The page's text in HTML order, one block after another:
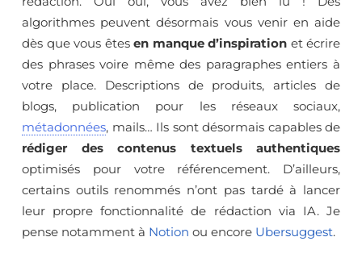
algorithmes peuvent désormais vous venir en aide
dès que vous êtesen manque d’inspiration et écrire
des phrases voire même des paragraphes entiers à
votre place. Descriptions de produits, articles de
blogs, publication pour les réseaux sociaux,
métadonnées, mails… Ils sont désormais capables de
rédiger des contenus textuels authentiques
optimisés pour votre référencement. D’ailleurs,
certains outils renommés n’ont pas tardé à lancer
leur propre fonctionnalité de rédaction via IA. Je
pense notamment à Notion ou encore Ubersuggest.